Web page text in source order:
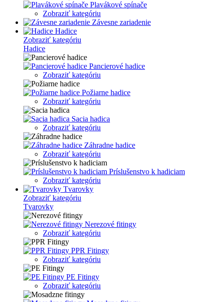
Plavákové spínače
Zobraziť kategóriu
Závesne zariadenie
Hadice
Zobraziť kategóriu
Hadice
Pancierové hadice
Zobraziť kategóriu
Požiarne hadice
Zobraziť kategóriu
Sacia hadica
Zobraziť kategóriu
Záhradne hadice
Zobraziť kategóriu
Príslušenstvo k hadiciam
Zobraziť kategóriu
Tvarovky
Zobraziť kategóriu
Tvarovky
Nerezové fitingy
Zobraziť kategóriu
PPR Fitingy
Zobraziť kategóriu
PE Fitingy
Zobraziť kategóriu